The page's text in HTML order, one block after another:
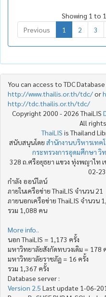
Showing 1 to
Previous
1 2 3
You can access to TDC Database
http://www.thailis.or.th/tdc/or
http://tdc.thailis.or.th/tdc/
Copyright 2000 - 2026 ThaiLIS
All
ThaiLIS is Thailand
สนับสนุนโดย สำนักงานบริหารเท
กระทรวงการอุดมศึกษา วิ
328 ถ.ศรีอยุธยา แขวง ทุ่งพญาไท เ
02-
กำลัง ออน์ไลน์
ภายในเครือข่าย ThaiLIS จำนวน 21
ภายนอกเครือข่าย ThaiLIS จำนวน
รวม 1,088 คน
More info..
นอก ThaiLIS = 1,173 ครั้ง
มหาวิทยาลัยสังกัดทบวงเดิม = 178
มหาวิทยาลัยราชภัฏ = 16 ครั้ง
รวม 1,367 ครั้ง
Database server :
Version 2.5 Last update 1-06-